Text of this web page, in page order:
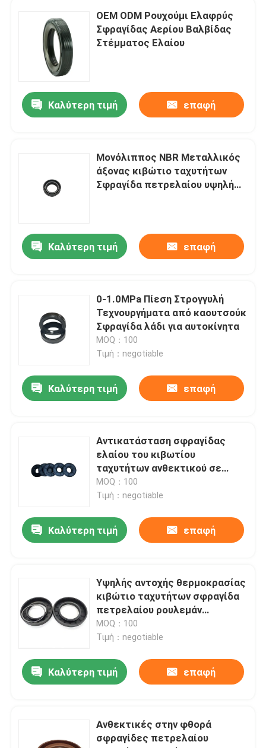
Γύρος εργοστασίων
επαφή
λαστιχένιο παρέμβυσμα ελαίου
Περιστροφικό παρέμβυσμα ελαίου
Επιπλέον παρέμβυσμα ελαίου
Προσαρμοσμένα δαχτυλίδια O
Δαχτυλίδι από καουτσούκ
εξάρτηση σφραγίδων βαλβίδων
ΣΦΡΑΓΙΔΑ ΥΔΡΑΝΤΛΙΩΝ
OEM ODM Ρουχούμι Ελαφρύς
Σφραγίδας Αερίου Βαλβίδας
Στέμματος Ελαίου
Καλύτερη τιμή επαφή
Μονόλιππος NBR Μεταλλικός
άξονας κιβώτιο ταχυτήτων
Σφραγίδα πετρελαίου υψηλή
Καλύτερη τιμή επαφή
0-1.0MPa Πίεση Στρογγυλή
Τεχνουργήματα από καουτσούκ
Σφραγίδα λάδι για αυτοκίνητα
MOQ：100
Τιμή：negotiable
Καλύτερη τιμή επαφή
Αντικατάσταση σφραγίδας
ελαίου του κιβωτίου
ταχυτήτων ανθεκτικού σε
υψηλές θερμοκρασίες
MOQ：100
Τιμή：negotiable
Καλύτερη τιμή επαφή
Υψηλής αντοχής θερμοκρασίας
κιβώτιο ταχυτήτων σφραγίδα
πετρελαίου ρουλεμάν
σφραγίδα πετρελαίου OEM
ODM
MOQ：100
Τιμή：negotiable
Καλύτερη τιμή επαφή
Ανθεκτικές στην φθορά
σφραγίδες πετρελαίου